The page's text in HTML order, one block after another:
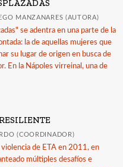
MANZANARES (AUTORA)
se adentra en una parte de la
la de aquellas mujeres que
su lugar de origen en busca de
En la Nápoles virreinal, una de
(COORDINADOR)
violencia de ETA en 2011, en
múltiples desafíos e